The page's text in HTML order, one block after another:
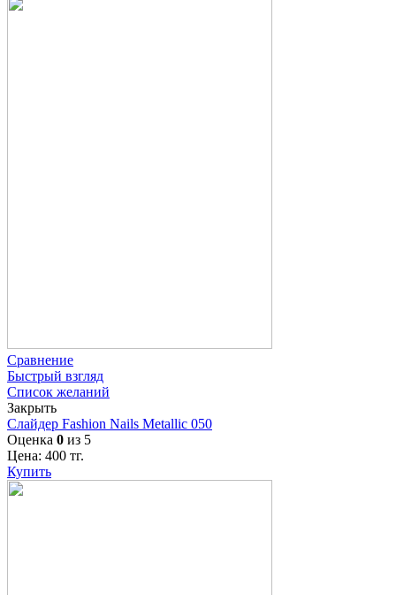
Сравнение
Быстрый взгляд
Список желаний
Закрыть
Слайдер Fashion Nails Metallic 050
Оценка 0 из 5
Цена: 400 тг.
Купить